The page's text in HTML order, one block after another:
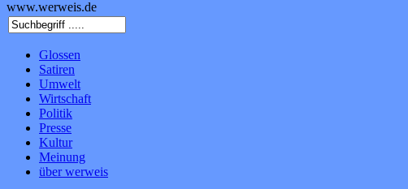
www.werweis.de
Glossen
Satiren
Umwelt
Wirtschaft
Politik
Presse
Kultur
Meinung
über werweis